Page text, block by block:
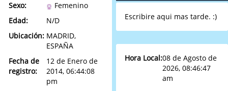
Sexo:
Femenino
Edad:
N/D
Ubicación: MADRID,
ESPAÑA
Fecha de
registro:
12 de Enero de
2014, 06:44:08
pm
Escribire aqui mas tarde. :)
Hora Local:08 de Agosto de
2026, 08:46:47
am